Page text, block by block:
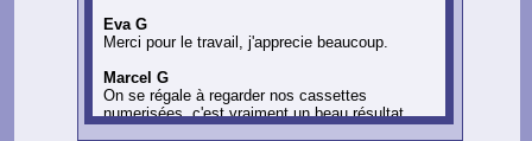
Eva G
Merci pour le travail, j'apprecie beaucoup.
Marcel G
On se régale à regarder nos cassettes
numerisées. c'est vraiment un beau résultat.